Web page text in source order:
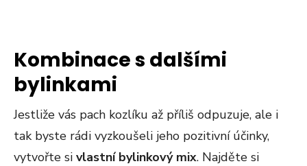
Kombinace s dalšími
bylinkami
Jestliže vás pach kozlíku až příliš odpuzuje, ale i
tak byste rádi vyzkoušeli jeho pozitivní účinky,
vytvořte si vlastní bylinkový mix. Najděte si